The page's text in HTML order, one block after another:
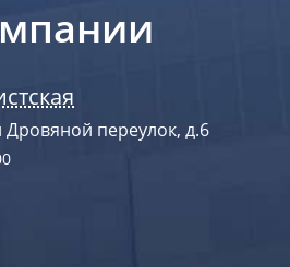
переулок, д.6